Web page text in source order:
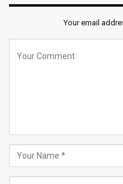
Your email